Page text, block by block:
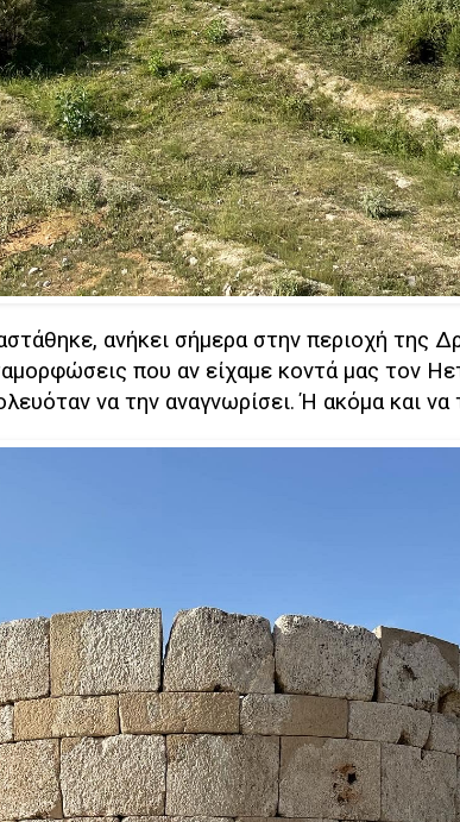
ανήκει σήμερα στην περιοχή της
που αν είχαμε κοντά μας τον
να την αναγνωρίσει. Ή ακόμα και να